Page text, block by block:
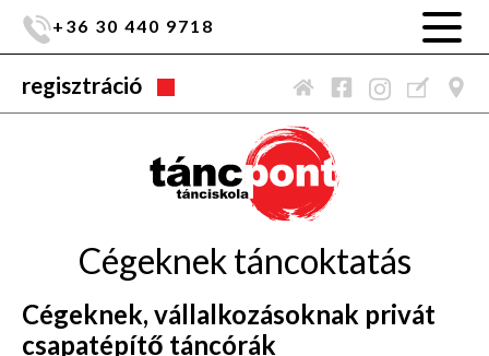
+36 30 440 9718
regisztráció
Cégeknek táncoktatás
Cégeknek, vállalkozásoknak privát
csapatépítő táncórák